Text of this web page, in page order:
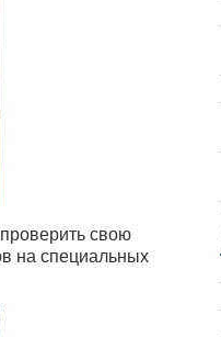
свою
на специальных